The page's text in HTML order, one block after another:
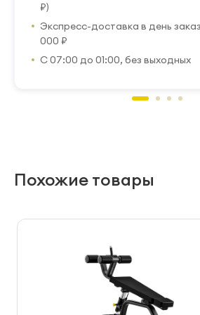
₽)
Экспресс-доставка в день
000 ₽
С 07:00 до 01:00, без выходных
Похожие товары